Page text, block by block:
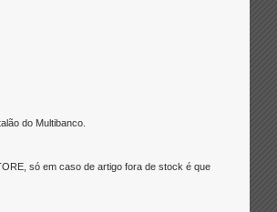
do Multibanco.
só em caso de artigo fora de stock é que